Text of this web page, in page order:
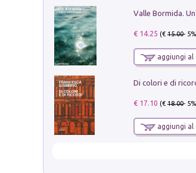
Valle Bormida.
€ 14.25 (€15.00-
aggiungi al
Di colori e di
€ 17.10 (€18.00-
aggiungi al